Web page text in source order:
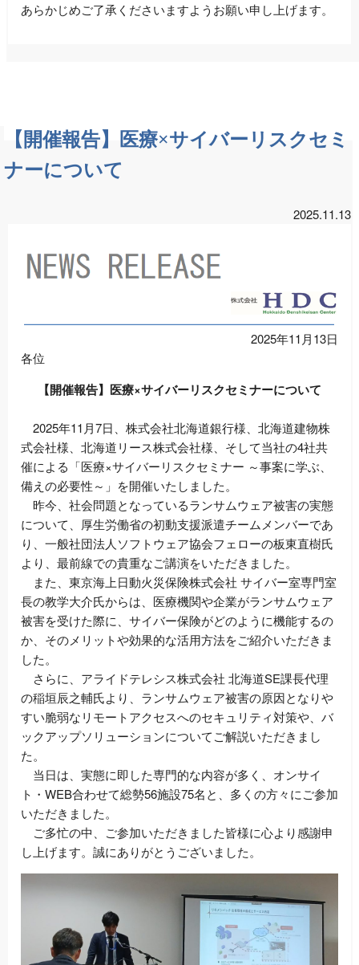
あらかじめご了承くださいますようお願い申し上げます。
【開催報告】医療×サイバーリスクセミ
ナーについて
2025.11.13
2025年11月13日
各位
【開催報告】医療×サイバーリスクセミナーについて
2025年11月7日、株式会社北海道銀行様、北海道建物株
式会社様、北海道リース株式会社様、そして当社の4社共
催による「医療×サイバーリスクセミナー ～事案に学ぶ、
備えの必要性～」を開催いたしました。
昨今、社会問題となっているランサムウェア被害の実態
について、厚生労働省の初動支援派遣チームメンバーであ
り、一般社団法人ソフトウェア協会フェローの板東直樹氏
より、最前線での貴重なご講演をいただきました。
また、東京海上日動火災保険株式会社 サイバー室専門室
長の教学大介氏からは、医療機関や企業がランサムウェア
被害を受けた際に、サイバー保険がどのように機能するの
か、そのメリットや効果的な活用方法をご紹介いただきま
した。
さらに、アライドテレシス株式会社 北海道SE課長代理
の稲垣辰之輔氏より、ランサムウェア被害の原因となりや
すい脆弱なリモートアクセスへのセキュリティ対策や、バ
ックアップソリューションについてご解説いただきまし
た。
当日は、実態に即した専門的な内容が多く、オンサイ
ト・WEB合わせて総勢56施設75名と、多くの方々にご参加
いただきました。
ご多忙の中、ご参加いただきました皆様に心より感謝申
し上げます。誠にありがとうございました。